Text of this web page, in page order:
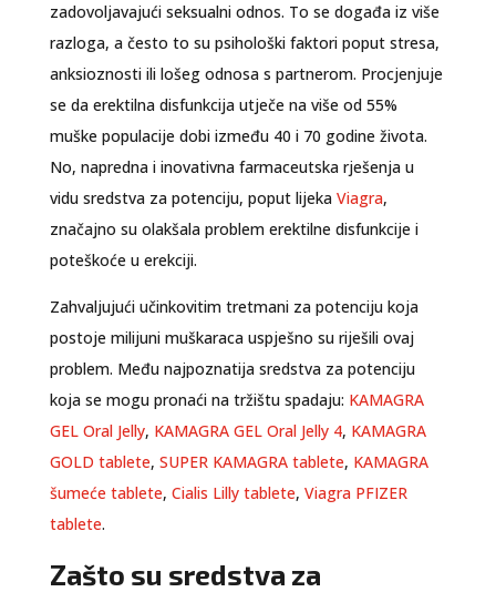
zadovoljavajući seksualni odnos. To se događa iz više
razloga, a često to su psihološki faktori poput stresa,
anksioznosti ili lošeg odnosa s partnerom. Procjenjuje
se da erektilna disfunkcija utječe na više od 55%
muške populacije dobi između 40 i 70 godine života.
No, napredna i inovativna farmaceutska rješenja u
vidu sredstva za potenciju, poput lijeka Viagra,
značajno su olakšala problem erektilne disfunkcije i
poteškoće u erekciji.
Zahvaljujući učinkovitim tretmani za potenciju koja
postoje milijuni muškaraca uspješno su riješili ovaj
problem. Među najpoznatija sredstva za potenciju
koja se mogu pronaći na tržištu spadaju: KAMAGRA
GEL Oral Jelly, KAMAGRA GEL Oral Jelly 4, KAMAGRA
GOLD tablete, SUPER KAMAGRA tablete, KAMAGRA
šumeće tablete, Cialis Lilly tablete, Viagra PFIZER
tablete.
Zašto su sredstva za